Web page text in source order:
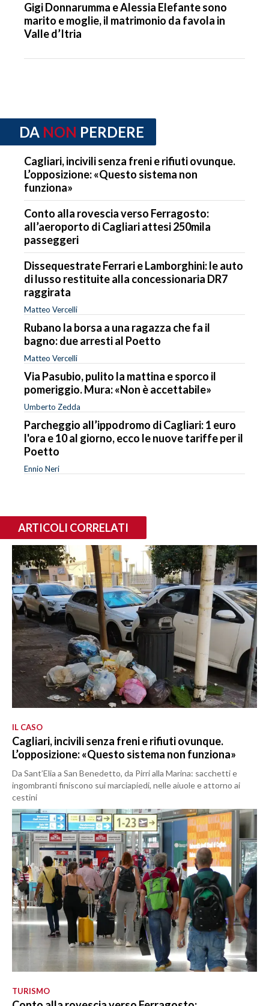
Gigi Donnarumma e Alessia Elefante sono
marito e moglie, il matrimonio da favola in
Valle d’Itria
DA NON PERDERE
Cagliari, incivili senza freni e rifiuti ovunque.
L’opposizione: «Questo sistema non
funziona»
Conto alla rovescia verso Ferragosto:
all’aeroporto di Cagliari attesi 250mila
passeggeri
Dissequestrate Ferrari e Lamborghini: le auto
di lusso restituite alla concessionaria DR7
raggirata
Matteo Vercelli
Rubano la borsa a una ragazza che fa il
bagno: due arresti al Poetto
Matteo Vercelli
Via Pasubio, pulito la mattina e sporco il
pomeriggio. Mura: «Non è accettabile»
Umberto Zedda
Parcheggio all’ippodromo di Cagliari: 1 euro
l'ora e 10 al giorno, ecco le nuove tariffe per il
Poetto
Ennio Neri
ARTICOLI CORRELATI
IL CASO
Cagliari, incivili senza freni e rifiuti ovunque.
L’opposizione: «Questo sistema non funziona»
Da Sant’Elia a San Benedetto, da Pirri alla Marina: sacchetti e
ingombranti finiscono sui marciapiedi, nelle aiuole e attorno ai
cestini
TURISMO